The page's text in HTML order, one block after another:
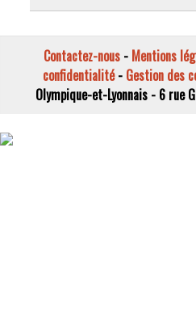
Contactez-nous - Mentions
confidentialité- Gestion des
Olympique-et-Lyonnais - 6 rue